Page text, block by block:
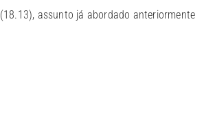
(18.13), assunto já abordado anteriormente